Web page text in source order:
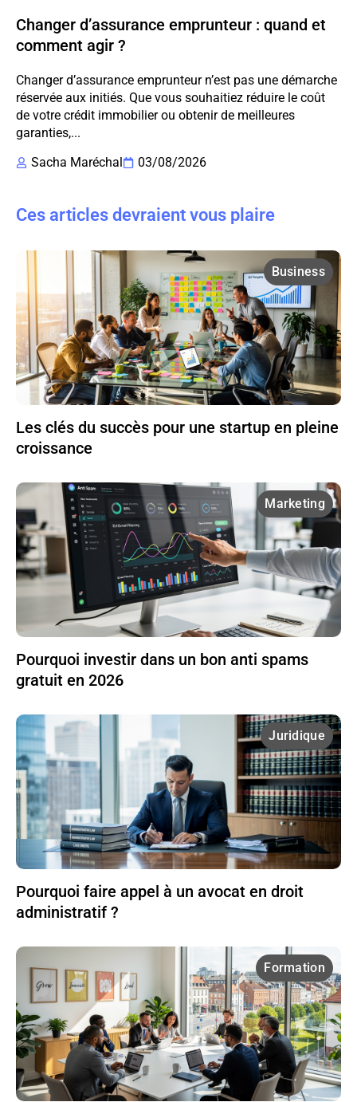
Changer d’assurance emprunteur : quand et
comment agir ?
Changer d’assurance emprunteur n’est pas une démarche
réservée aux initiés. Que vous souhaitiez réduire le coût
de votre crédit immobilier ou obtenir de meilleures
garanties,...
Sacha Maréchal
03/08/2026
Ces articles devraient vous plaire
Business
Les clés du succès pour une startup en pleine
croissance
Marketing
Pourquoi investir dans un bon anti spams
gratuit en 2026
Juridique
Pourquoi faire appel à un avocat en droit
administratif ?
Formation